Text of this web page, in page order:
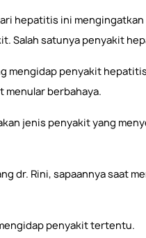
hepatitis ini
Salah satunya penyakit
mengidap penyakit
menular berbahaya.
jenis penyakit yang
dr. Rini, sapaannya saat
penyakit tertentu.